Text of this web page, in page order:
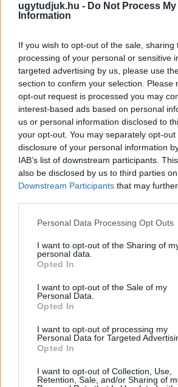
ugytudjuk.hu - Do Not Process My
Information
If you wish to opt-out of the sale, sharing
processing of your personal or sensitive
targeted advertising by us, please use
section to confirm your selection. Please
opt-out request is processed you may
interest-based ads based on personal
us or personal information disclosed to
your opt-out. You may separately opt-
disclosure of your personal information
IAB’s list of downstream participants.
also be disclosed by us to third parties
Downstream Participants that may
Please note that this website/app uses
not limited to your visit or usage
grant or deny consent to Google and its
use your data for below specified
consent section.
Personal Data Processing Opt Outs
I want to opt-out of the Sharing of
personal data.
Opted In
I want to opt-out of the Sale of my
Personal Data.
Opted In
I want to opt-out of processing my
Personal Data for Targeted
Opted In
I want to opt-out of Collection, Use,
Retention, Sale, and/or Sharing of
LAKOSSÁGI FÓRUMON
GYŐRSZENTIVÁNI KÖR TÉR
TERVEIT
Augusztus 6-án a beruházás
építéséről is tájékoztatják az érdeklődőket.
A NAPOKBAN BEFEJEZŐDIK A